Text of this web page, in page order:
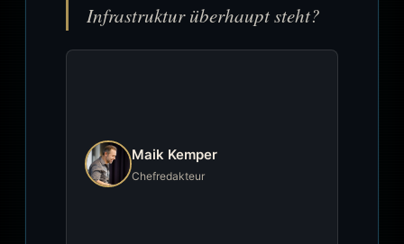
Infrastruktur überhaupt steht?
Maik Kemper
Chefredakteur